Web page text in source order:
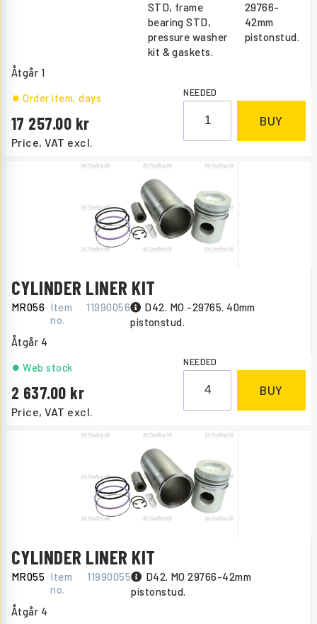
STD, frame
bearing STD,
pressure washer
kit & gaskets.
29766-
42mm
pistonstud.
Åtgår 1
Price, VAT excl.
17 257.00
Order item, days NEEDED
BUY
CYLINDER LINER KIT
MR056 Item
no.
11990056
D42. MO -29765. 40mm
pistonstud.
Åtgår 4
Price, VAT excl.
2 637.00
Web stock NEEDED
BUY
CYLINDER LINER KIT
MR055 Item
no.
11990055
D42. MO 29766-42mm
pistonstud.
Åtgår 4